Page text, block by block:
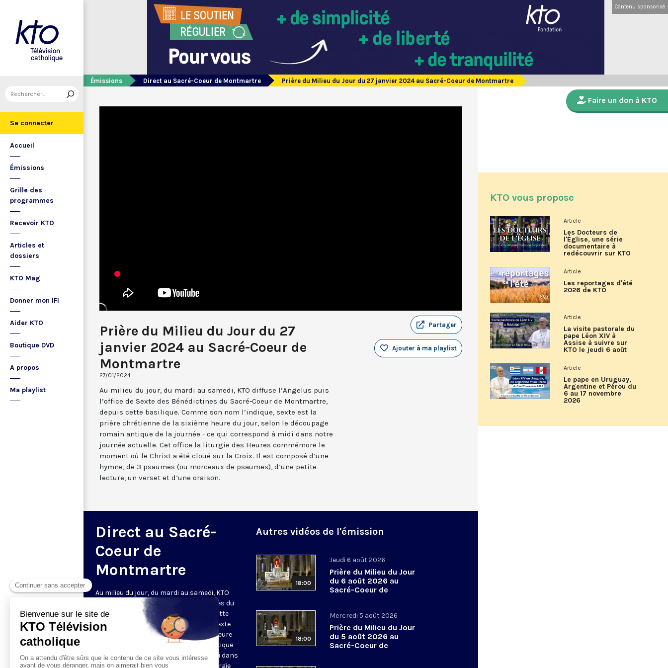
Se connecter
Accueil
Émissions
Grille des
programmes
Recevoir KTO
Articles et
dossiers
KTO Mag
Donner mon IFI
Aider KTO
Boutique DVD
A propos
Ma playlist
Contenu sponsorisé
Émissions Direct au Sacré-Coeur de Montmartre Prière du Milieu du Jour du 27 janvier 2024 au Sacré-Coeur de Montmartre
Prière du Milieu du Jour du 27
janvier 2024 au Sacré-Coeur de
Montmartre
27/01/2024
Partager
Ajouter à ma playlist
Au milieu du jour, du mardi au samedi, KTO diffuse l’Angelus puis
l’office de Sexte des Bénédictines du Sacré-Coeur de Montmartre,
depuis cette basilique. Comme son nom l’indique, sexte est la
prière chrétienne de la sixième heure du jour, selon le découpage
romain antique de la journée - ce qui correspond à midi dans notre
journée actuelle. Cet office la liturgie des Heures commémore le
moment où le Christ a été cloué sur la Croix. Il est composé d’une
hymne, de 3 psaumes (ou morceaux de psaumes), d’une petite
lecture, un verset et d’une oraison.
Direct au Sacré-
Coeur de
Montmartre
Au milieu du jour, du mardi au samedi, KTO
diffuse l’office de Sexte des Bénédictines du
Sacré-Coeur de Montmartre, depuis cette
basilique
. Comme son nom l’indique, sexte
est la prière chrétienne de la sixième heure
du jour, selon le découpage romain antique
de la journée - ce qui correspond à midi dans
notre journée actuelle. Cet office la liturgie
Autres vidéos de l'émission
18:00
Jeudi 6 août 2026
Prière du Milieu du Jour
du 6 août 2026 au
Sacré-Coeur de
18:00
Mercredi 5 août 2026
Prière du Milieu du Jour
du 5 août 2026 au
Sacré-Coeur de
Faire un don à KTO
KTO vous propose
Article
Les Docteurs de
l'Église, une série
documentaire à
redécouvrir sur KTO
Article
Les reportages d'été
2026 de KTO
Article
La visite pastorale du
pape Léon XIV à
Assise à suivre sur
KTO le jeudi 6 août
Article
Le pape en Uruguay,
Argentine et Pérou du
6 au 17 novembre
2026